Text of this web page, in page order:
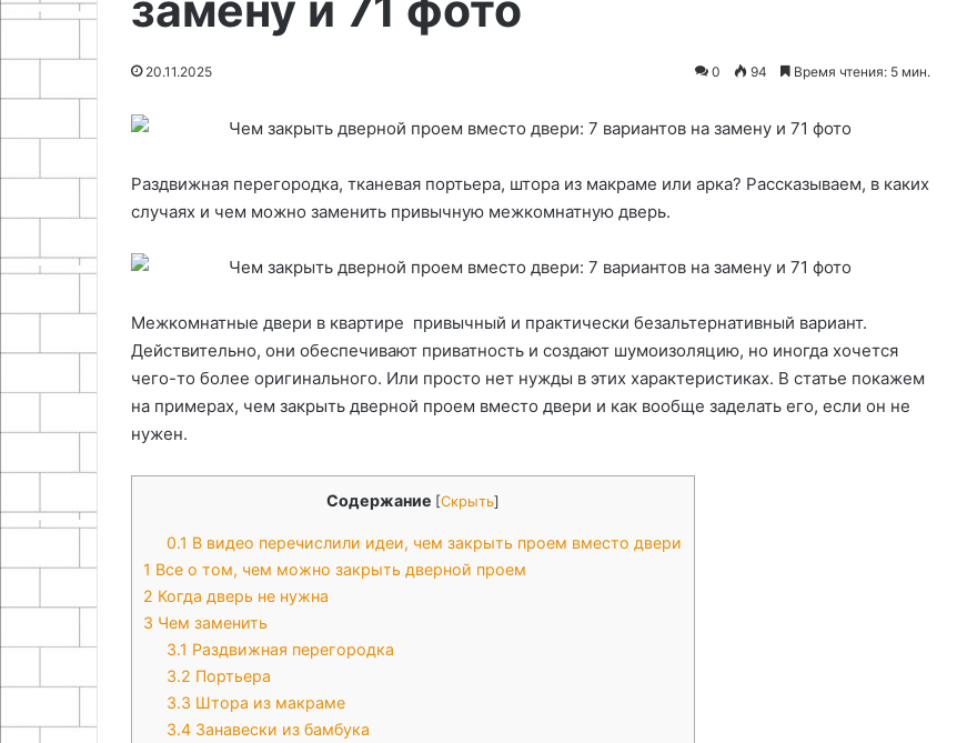
20.11.2025 0 94 Время чтения: 5 мин.
Раздвижная перегородка, тканевая портьера, штора из макраме или арка? Рассказываем, в каких
случаях и чем можно заменить привычную межкомнатную дверь.
Межкомнатные двери в квартире привычный и практически безальтернативный вариант.
Действительно, они обеспечивают приватность и создают шумоизоляцию, но иногда хочется
чего-то более оригинального. Или просто нет нужды в этих характеристиках. В статье покажем
на примерах, чем закрыть дверной проем вместо двери и как вообще заделать его, если он не
нужен.
Содержание [Скрыть]
0.1 В видео перечислили идеи, чем закрыть проем вместо двери
1 Все о том, чем можно закрыть дверной проем
2 Когда дверь не нужна
3 Чем заменить
3.1 Раздвижная перегородка
3.2 Портьера
3.3 Штора из макраме
3.4 Занавески из бамбука
25.06.2024
зажигания для увеличения
планшетного
25.06.2024
в Москве: ориентиры для